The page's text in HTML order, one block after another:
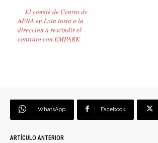
El comité de Centro de
AENA en Loiu insta a la
dirección a rescindir el
contrato con EMPARK
WhatsApp Facebook
ARTÍCULO ANTERIOR